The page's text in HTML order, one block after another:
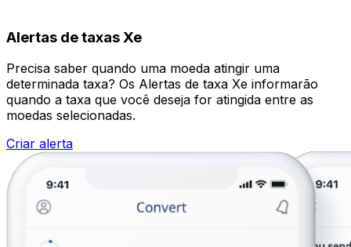
Alertas de taxas Xe
Precisa saber quando uma moeda atingir uma
determinada taxa? Os Alertas de taxa Xe informarão
quando a taxa que você deseja for atingida entre as
moedas selecionadas.
Criar alerta